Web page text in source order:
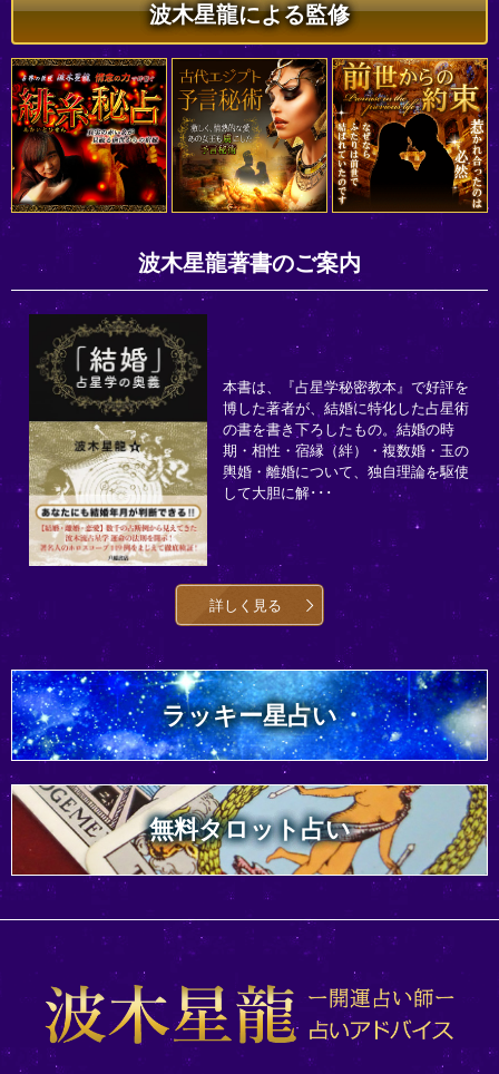
波木星龍による監修
波木星龍著書のご案内
本書は、『占星学秘密教本』で好評を
博した著者が、結婚に特化した占星術
の書を書き下ろしたもの。結婚の時
期・相性・宿縁（絆）・複数婚・玉の
輿婚・離婚について、独自理論を駆使
して大胆に解･･･
詳しく見る
ラッキー星占い
無料タロット占い